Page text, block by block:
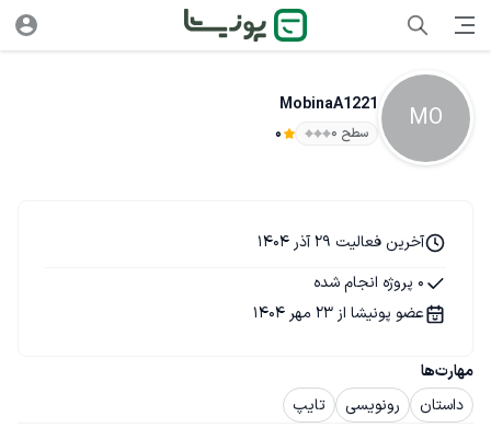
MO
MobinaA1221
سطح ۰ 0
مهارت‌ها
داستان
رونویسی تایپ
آخرین فعالیت 29 آذر 1404
0 پروژه انجام شده
عضو پونیشا از 23 مهر 1404